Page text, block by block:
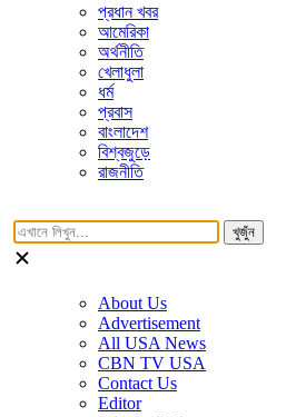
প্রধান খবর
আমেরিকা
অর্থনীতি
খেলাধুলা
ধর্ম
প্রবাস
বাংলাদেশ
বিশ্বজুড়ে
রাজনীতি
খুজুঁন
About Us
Advertisement
All USA News
CBN TV USA
Contact Us
Editor